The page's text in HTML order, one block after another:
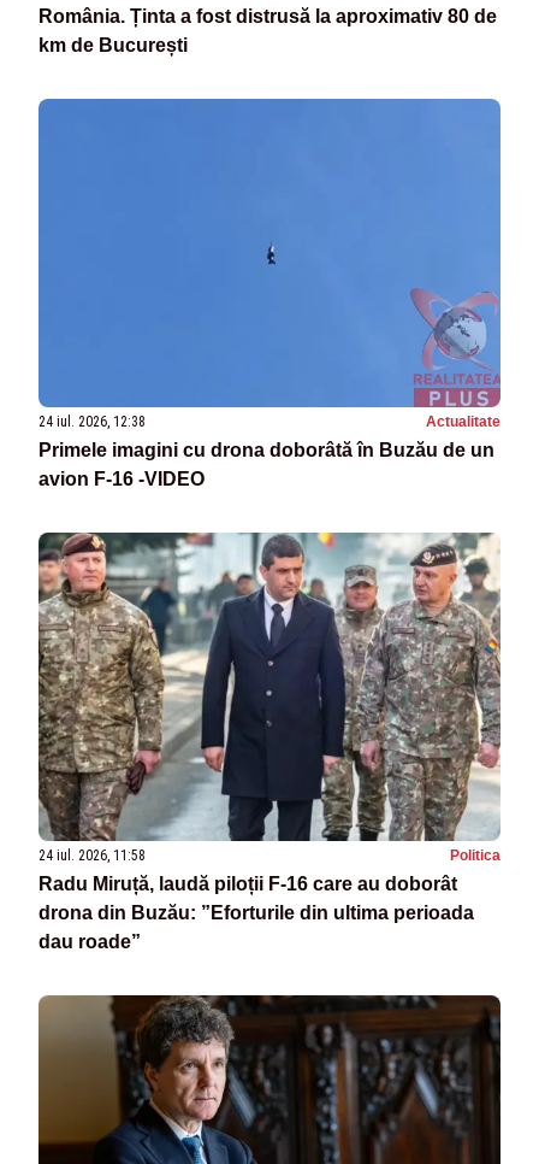
România. Ținta a fost distrusă la aproximativ 80 de
km de București
24 iul. 2026, 12:38 Actualitate
Primele imagini cu drona doborâtă în Buzău de un
avion F-16 -VIDEO
24 iul. 2026, 11:58 Politica
Radu Miruță, laudă piloții F-16 care au doborât
drona din Buzău: ”Eforturile din ultima perioada
dau roade”